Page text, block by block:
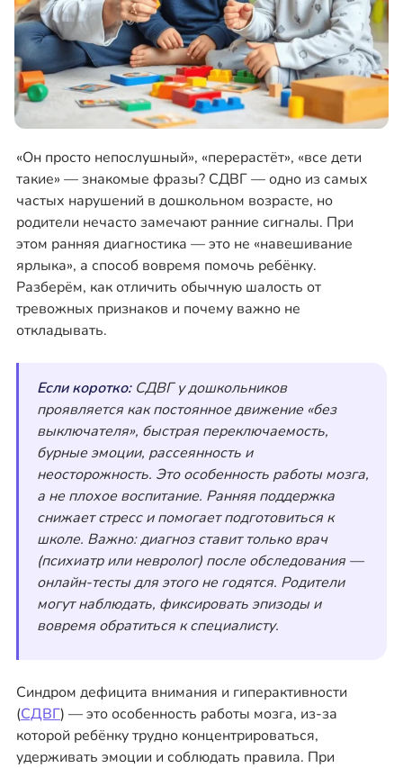
«Он просто непослушный», «перерастёт», «все дети
такие» — знакомые фразы? СДВГ — одно из самых
частых нарушений в дошкольном возрасте, но
родители нечасто замечают ранние сигналы. При
этом ранняя диагностика — это не «навешивание
ярлыка», а способ вовремя помочь ребёнку.
Разберём, как отличить обычную шалость от
тревожных признаков и почему важно не
откладывать.
Если коротко:СДВГ у дошкольников
проявляется как постоянное движение «без
выключателя», быстрая переключаемость,
бурные эмоции, рассеянность и
неосторожность. Это особенность работы мозга,
а не плохое воспитание. Ранняя поддержка
снижает стресс и помогает подготовиться к
школе. Важно: диагноз ставит только врач
(психиатр или невролог) после обследования —
онлайн-тесты для этого не годятся. Родители
могут наблюдать, фиксировать эпизоды и
вовремя обратиться к специалисту.
Синдром дефицита внимания и гиперактивности
(СДВГ) — это особенность работы мозга, из-за
которой ребёнку трудно концентрироваться,
удерживать эмоции и соблюдать правила. При